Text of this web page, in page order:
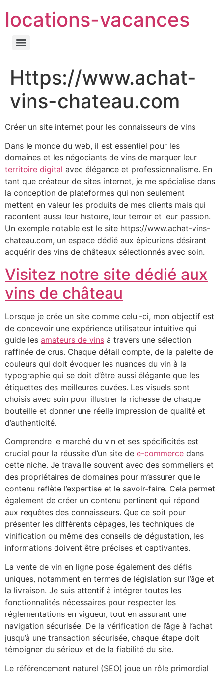
locations-vacances
Https://www.achat-
vins-chateau.com
Créer un site internet pour les connaisseurs de vins
Dans le monde du web, il est essentiel pour les
domaines et les négociants de vins de marquer leur
territoire digital avec élégance et professionnalisme. En
tant que créateur de sites internet, je me spécialise dans
la conception de plateformes qui non seulement
mettent en valeur les produits de mes clients mais qui
racontent aussi leur histoire, leur terroir et leur passion.
Un exemple notable est le site https://www.achat-vins-
chateau.com, un espace dédié aux épicuriens désirant
acquérir des vins de châteaux sélectionnés avec soin.
Visitez notre site dédié aux
vins de château
Lorsque je crée un site comme celui-ci, mon objectif est
de concevoir une expérience utilisateur intuitive qui
guide les amateurs de vins à travers une sélection
raffinée de crus. Chaque détail compte, de la palette de
couleurs qui doit évoquer les nuances du vin à la
typographie qui se doit d’être aussi élégante que les
étiquettes des meilleures cuvées. Les visuels sont
choisis avec soin pour illustrer la richesse de chaque
bouteille et donner une réelle impression de qualité et
d’authenticité.
Comprendre le marché du vin et ses spécificités est
crucial pour la réussite d’un site de e-commerce dans
cette niche. Je travaille souvent avec des sommeliers et
des propriétaires de domaines pour m’assurer que le
contenu reflète l’expertise et le savoir-faire. Cela permet
également de créer un contenu pertinent qui répond
aux requêtes des connaisseurs. Que ce soit pour
présenter les différents cépages, les techniques de
vinification ou même des conseils de dégustation, les
informations doivent être précises et captivantes.
La vente de vin en ligne pose également des défis
uniques, notamment en termes de législation sur l’âge et
la livraison. Je suis attentif à intégrer toutes les
fonctionnalités nécessaires pour respecter les
réglementations en vigueur, tout en assurant une
navigation sécurisée. De la vérification de l’âge à l’achat
jusqu’à une transaction sécurisée, chaque étape doit
témoigner du sérieux et de la fiabilité du site.
Le référencement naturel (SEO) joue un rôle primordial